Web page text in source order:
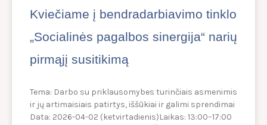
Kviečiame į bendradarbiavimo tinklo
„Socialinės pagalbos sinergija“ narių
pirmąjį susitikimą
Tema: Darbo su priklausomybes turinčiais asmenimis
ir jų artimaisiais patirtys, iššūkiai ir galimi sprendimai
Data: 2026-04-02 (ketvirtadienis)Laikas: 13:00–17:00